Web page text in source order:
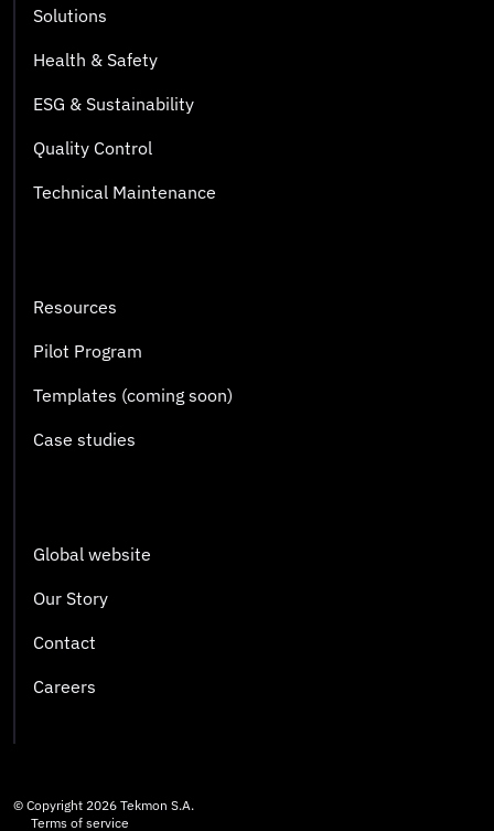
Solutions
Health & Safety
ESG & Sustainability
Quality Control
Technical Maintenance
Resources
Pilot Program
Templates (coming soon)
Case studies
Global website
Our Story
Contact
Careers
© Copyright 2026 Tekmon S.A.
Terms of service